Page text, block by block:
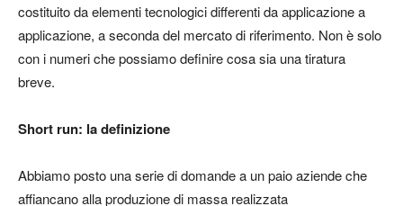
costituito da elementi tecnologici differenti da applicazione a
applicazione, a seconda del mercato di riferimento. Non è solo
con i numeri che possiamo definire cosa sia una tiratura
breve.
Short run: la definizione
Abbiamo posto una serie di domande a un paio aziende che
affiancano alla produzione di massa realizzata